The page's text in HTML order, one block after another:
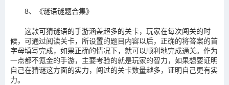
8、《谜语谜题合集》
这款可猜谜语的手游涵盖超多的关卡，玩家在每次闯关的时
候，可通过阅读关卡，所设置的题目内容以后，正确的将答案的首
字母填写完成，如果正确的情况下，就可以顺利地完成通关。作为
一点都不氪金的手游，主要考验的就是玩家的智力，如果想要证明
自己在猜谜这方面的实力，闯过的关卡数量越多，证明自己更有实
力。